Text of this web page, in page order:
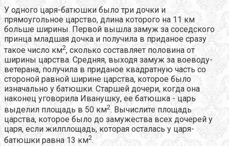
У одного царя-батюшки было три дочки и
прямоугольное царство, длина которого на 11 км
больше ширины. Первой вышла замуж за соседского
принца младшая дочка и получила в приданое сразу
такое число км2, сколько составляет половина от
ширины царства. Средняя, выходя замуж за воеводу-
ветерана, получила в приданое квадратную часть со
стороной равной ширине царства, которое было
изначально у батюшки. Старшей дочери, когда она
наконец уговорила Иванушку, ее батюшка - царь
выделил площадь в 50 км2. Вычислите площадь
царства, которое было до замужества всех дочерей у
царя, если жилплощадь, которая осталась у царя-
батюшки равна 13 км2.